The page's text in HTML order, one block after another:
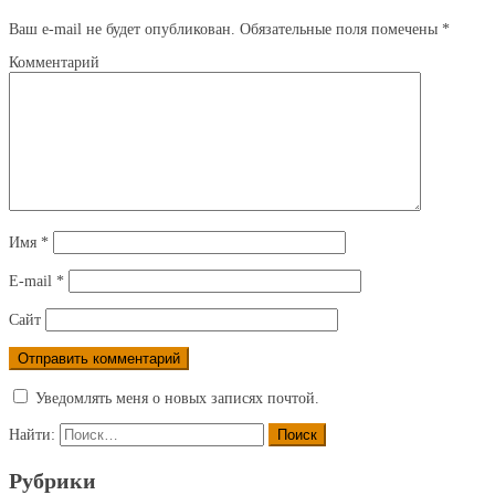
Ваш e-mail не будет опубликован. Обязательные поля помечены *
Комментарий
Имя *
E-mail *
Сайт
Уведомлять меня о новых записях почтой.
Найти:
Рубрики